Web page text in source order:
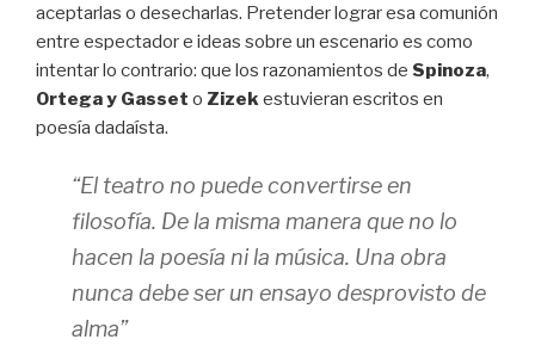
aceptarlas o desecharlas. Pretender lograr esa comunión
entre espectador e ideas sobre un escenario es como
intentar lo contrario: que los razonamientos de Spinoza,
Ortega y Gasset o Zizek estuvieran escritos en
poesía dadaísta.
“El teatro no puede convertirse en
filosofía. De la misma manera que no lo
hacen la poesía ni la música. Una obra
nunca debe ser un ensayo desprovisto de
alma”